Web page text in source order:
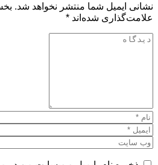
شما منتشر نخواهد شد. بخش‌های
شده‌اند